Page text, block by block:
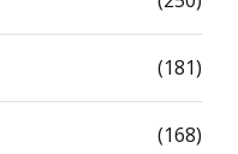
(181)
(168)